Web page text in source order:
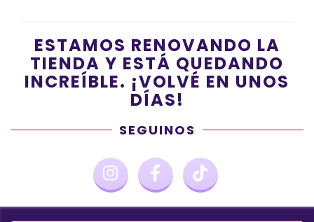
ESTAMOS RENOVANDO LA
TIENDA Y ESTÁ QUEDANDO
INCREÍBLE. ¡VOLVÉ EN UNOS
DÍAS!
SEGUINOS